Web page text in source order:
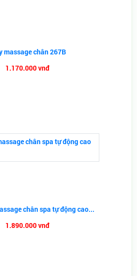
massage chân 267B
1.170.000 vnđ
chân spa tự động cao...
1.890.000 vnđ